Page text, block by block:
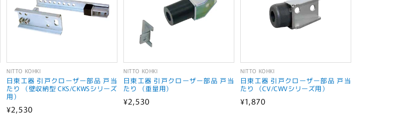
販
売
元:
NITTO KOHKI
日東工器 引戸クローザー部品 戸当
たり （壁収納型 CKS/CKWSシリーズ
用）
通
¥2,530
販
売
元:
NITTO KOHKI
日東工器 引戸クローザー部品 戸当
たり （重量用）
通
¥2,530
販
売
元:
NITTO KOHKI
日東工器 引戸クローザー部品 戸当
たり （CV/CWVシリーズ用）
通
¥1,870